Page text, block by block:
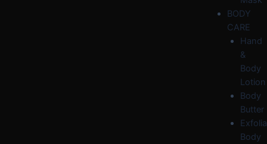
BODY
CARE
Hand
&
Body
Lotion
Body
Butter
Body